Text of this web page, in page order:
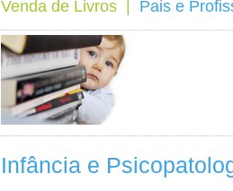
Venda de Livros Pais e
Infância e